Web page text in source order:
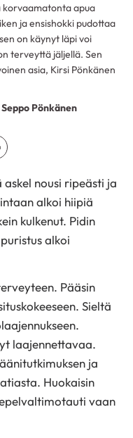
Pönkänen
korvaamatonta apua
ja ensishokki pudottaa
on käynyt läpi voi
terveyttä jäljellä. Sen
asia, Kirsi Pönkänen
askel nousi ripeästi ja
alkoi hiipiä
kulkenut. Pidin
alkoi
Pääsin
Sieltä
laajennettavaa.
ja
Huokaisin
vaan